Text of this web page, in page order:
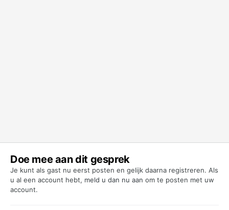
Doe mee aan dit gesprek
Je kunt als gast nu eerst posten en gelijk daarna registreren. Als
u al een account hebt, meld u dan nu aan om te posten met uw
account.